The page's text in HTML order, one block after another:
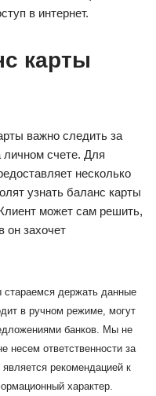
в интернет.
карты
важно следить за
счете. Для
несколько
узнать баланс карты
может сам решить,
он захочет
держать данные
в ручном режиме, могут
банков. Мы не
несем ответственности за
рекомендацией к
характер.